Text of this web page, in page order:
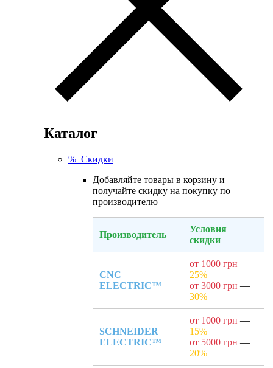
Каталог
% Скидки
Добавляйте товары в корзину и
получайте скидку на покупку по
производителю
Производитель
Условия
скидки
CNC
ELECTRIC™
от 1000 грн —
25%
от 3000 грн —
30%
SCHNEIDER
ELECTRIC™
от 1000 грн —
15%
от 5000 грн —
20%